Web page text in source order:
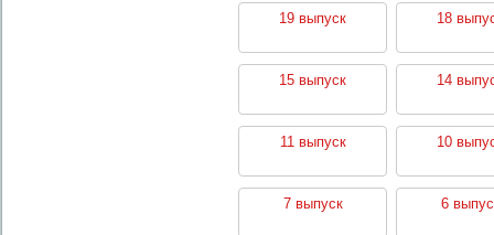
19 выпуск 18
15 выпуск 14
11 выпуск 10
7 выпуск 6